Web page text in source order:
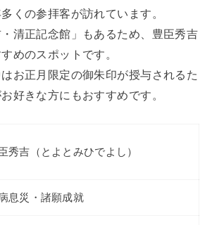
くの参拝客が訪れています。
清正記念館」もあるため、豊臣秀吉
めのスポットです。
お正月限定の御朱印が授与されるた
好きな方にもおすすめです。
秀吉（とよとみひでよし）
息災・諸願成就